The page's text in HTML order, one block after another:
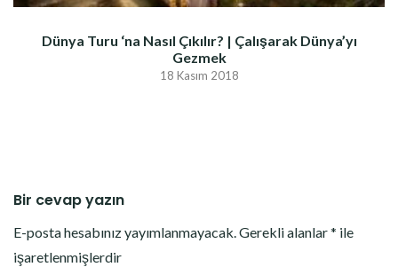
Dünya Turu ‘na Nasıl Çıkılır? | Çalışarak Dünya’yı
Gezmek
18 Kasım 2018
Bir cevap yazın
E-posta hesabınız yayımlanmayacak.Gerekli alanlar* ile
işaretlenmişlerdir